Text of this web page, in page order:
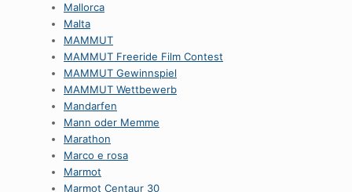
Mallorca
Malta
MAMMUT
MAMMUT Freeride Film Contest
MAMMUT Gewinnspiel
MAMMUT Wettbewerb
Mandarfen
Mann oder Memme
Marathon
Marco e rosa
Marmot
Marmot Centaur 30